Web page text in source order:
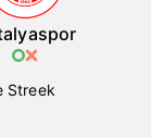
Streek